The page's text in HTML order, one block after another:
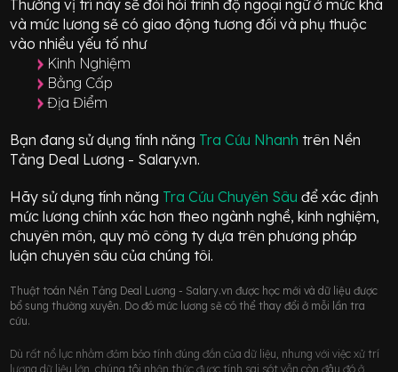
Thường vị trí này sẽ đòi hỏi trình độ ngoại ngữ ở mức khá
và mức lương sẽ có giao động tương đối và phụ thuộc
vào nhiều yếu tố như
Kinh Nghiệm
Bằng Cấp
Địa Điểm
Bạn đang sử dụng tính năng Tra Cứu Nhanh trên Nền
Tảng Deal Lương - Salary.vn.
Hãy sử dụng tính năng Tra Cứu Chuyên Sâuđể xác định
mức lương chính xác hơn theo ngành nghề, kinh nghiệm,
chuyên môn, quy mô công ty dựa trên phương pháp
luận chuyên sâu của chúng tôi.
Thuật toán Nền Tảng Deal Lương - Salary.vn được học mới và dữ liệu được
bổ sung thường xuyên. Do đó mức lương sẽ có thể thay đổi ở mỗi lần tra
cứu.
Dù rất nổ lực nhằm đảm bảo tính đúng đắn của dữ liệu, nhưng với việc xử trí
lượng dữ liệu lớn, chúng tôi nhận thức được tính sai sót vẫn còn đâu đó ở